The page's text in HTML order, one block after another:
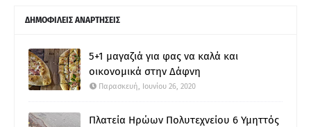
ΔΗΜΟΦΙΛΕΙΣ ΑΝΑΡΤΗΣΕΙΣ
5+1 μαγαζιά για φας να καλά και
οικονομικά στην Δάφνη
Παρασκευή, Ιουνίου 26, 2020
Πλατεία Ηρώων Πολυτεχνείου 6 Υμηττός